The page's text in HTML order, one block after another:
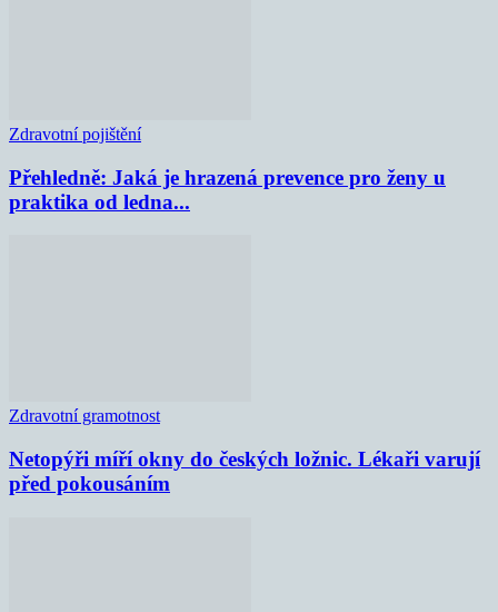
Zdravotní pojištění
Přehledně: Jaká je hrazená prevence pro ženy u
praktika od ledna...
Zdravotní gramotnost
Netopýři míří okny do českých ložnic. Lékaři varují
před pokousáním